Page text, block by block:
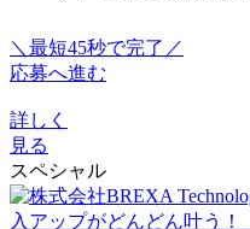
＼最短45秒で完了／
応募へ進む
詳しく
見る
スペシャル